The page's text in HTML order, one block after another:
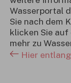
Wasserportal
Sie nach dem
klicken Sie
mehr zu
Hier